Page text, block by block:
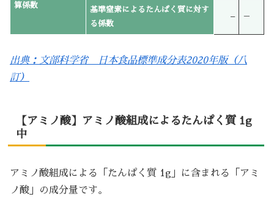
算係数
基準窒素によるたんぱく質に対す
る係数
– －
出典：文部科学省 日本食品標準成分表2020年版（八
訂）
【アミノ酸】アミノ酸組成によるたんぱく質 1g
中
アミノ酸組成による「たんぱく質 1g」に含まれる「アミ
ノ酸」の成分量です。